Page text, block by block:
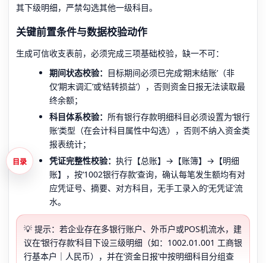
其下级明细，严禁勾选其他一级科目。
关键前置条件与数据校验动作
生成可信收支表前，必须完成三项基础校验，缺一不可：
期间状态校验： 目标期间必须已完成‘期末结账’（非
仅‘期末调汇’或‘结转损益’），否则资金日报无法读取最
终余额；
科目体系校验： 所有银行存款明细科目必须设置为‘银行
账’类型（在会计科目属性中勾选），否则不纳入资金类
报表统计；
凭证完整性校验： 执行【总账】→【账簿】→【明细
账】，按‘1002银行存款’查询，确认每笔发生额均有对
应凭证号、摘要、对方科目，无手工录入的‘无凭证’流
水。
💡 提示：若企业存在多银行账户、外币户或POS机流水，建
议在‘银行存款’科目下设三级明细（如：1002.01.001 工商银
行基本户｜人民币），并在‘资金日报’中按明细科目分组查
目录